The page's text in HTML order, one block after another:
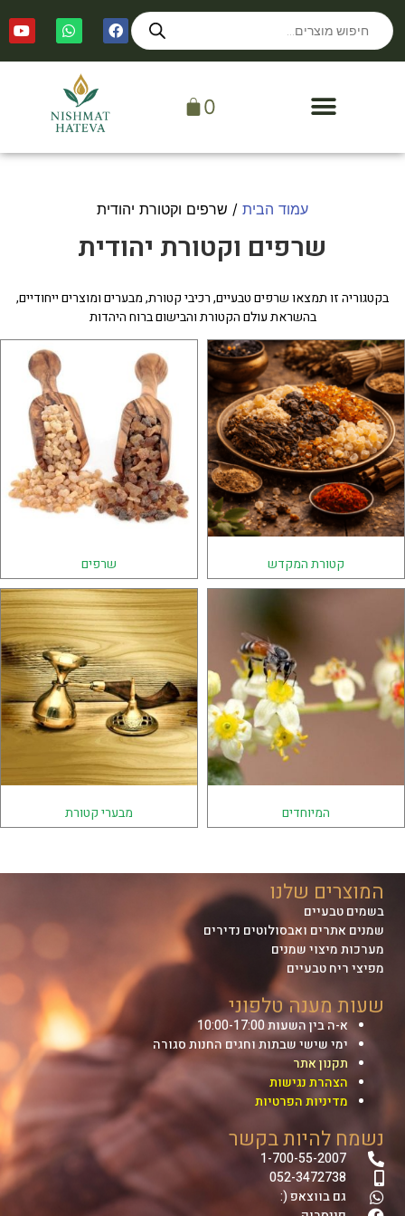
0
עמוד הבית / שרפים וקטורת יהודית
שרפים וקטורת יהודית
בקטגוריה זו תמצאו שרפים טבעיים, רכיבי קטורת, מבערים ומוצרים ייחודיים,
בהשראת עולם הקטורת והבישום ברוח היהדות
קטורת המקדש שרפים
המיוחדים מבערי קטורת
שעות מענה טלפוני
א-ה בין השעות 10:00-17:00
ימי שישי שבתות וחגים החנות סגורה
תקנון אתר
הצהרת נגישות
מדיניות הפרטיות
נשמח להיות בקשר
1-700-55-2007
052-3472738
גם בווצאפ (:
המוצרים שלנו
בשמים טבעיים
שמנים אתרים ואבסולוטים נדירים
מערכות מיצוי שמנים
מפיצי ריח טבעיים